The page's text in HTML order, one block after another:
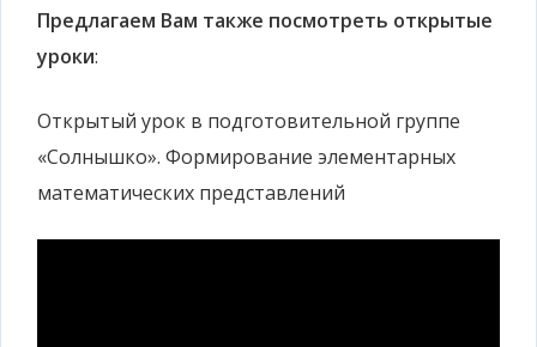
Предлагаем Вам также посмотреть открытые
уроки:
Открытый урок в подготовительной группе
«Солнышко». Формирование элементарных
математических представлений